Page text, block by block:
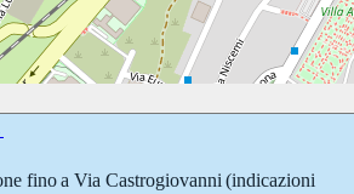
fino aVia Castrogiovanni (indicazioni